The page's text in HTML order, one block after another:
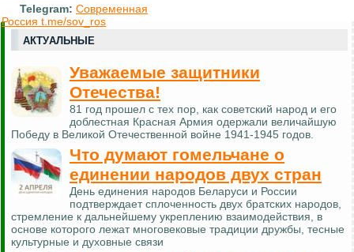
Telegram: Современная
Россия t.me/sov_ros
АКТУАЛЬНЫЕ
Уважаемые защитники
Отечества!
81 год прошел с тех пор, как советский народ и его
доблестная Красная Армия одержали величайшую
Победу в Великой Отечественной войне 1941-1945 годов.
Что думают гомельчане о
единении народов двух стран
День единения народов Беларуси и России
подтверждает сплоченность двух братских народов,
стремление к дальнейшему укреплению взаимодействия, в
основе которого лежат многовековые традиции дружбы, тесные
культурные и духовные связи